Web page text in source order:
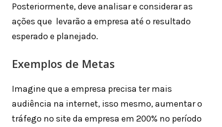
Posteriormente, deve analisar e considerar as
ações que levarão a empresa até o resultado
esperado e planejado.
Exemplos de Metas
Imagine que a empresa precisa ter mais
audiência na internet, isso mesmo, aumentar o
tráfego no site da empresa em 200% no período